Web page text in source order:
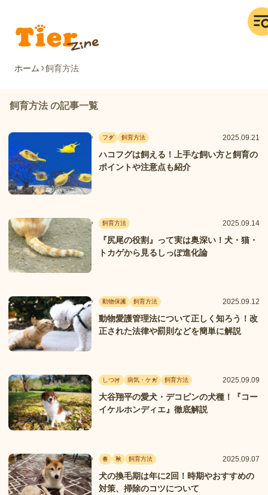
ホーム 飼育方法
飼育方法 の記事一覧
フグ 飼育方法 2025.09.21
ハコフグは飼える！上手な飼い方と飼育の
ポイントや注意点も紹介
飼育方法 2025.09.14
『尻尾の役割』って実は奥深い！犬・猫・
トカゲから見るしっぽ進化論
動物保護 飼育方法 2025.09.12
動物愛護管理法について正しく知ろう！改
正された法律や罰則などを簡単に解説
しつけ 病気・ケガ 飼育方法 2025.09.09
大谷翔平の愛犬・デコピンの犬種！『コー
イケルホンディエ』徹底解説
春 秋 飼育方法 2025.09.07
犬の換毛期は年に2回！時期やおすすめの
対策、掃除のコツについて